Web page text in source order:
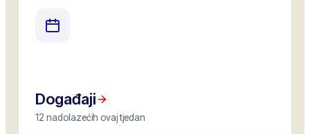
Događaji
12 nadolazećih ovaj tjedan